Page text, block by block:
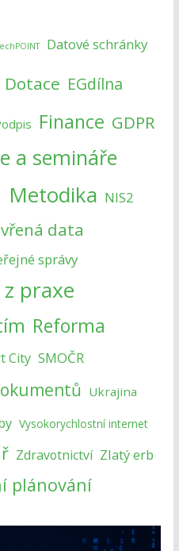
Datové schránky
Dotace EGdílna
Finance GDPR
a semináře
Metodika NIS2
data
správy
praxe
Reforma
City SMOČR
Ukrajina
Vysokorychlostní internet
Zdravotnictví Zlatý erb
plánování